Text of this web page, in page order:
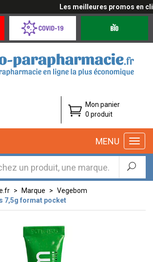
Les meilleures promos en
Coronavirus
Mon panier
0 produit
MENU
Marque
Vegebom
7,5g format pocket